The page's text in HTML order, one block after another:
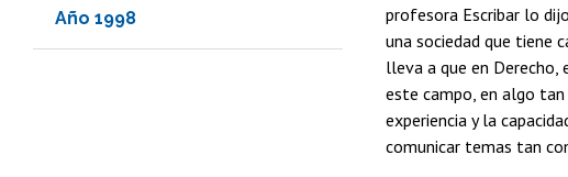
Año 1998
profesora Escribar lo
una sociedad que tiene
lleva a que en Derecho,
este campo, en algo
experiencia y la
comunicar temas tan